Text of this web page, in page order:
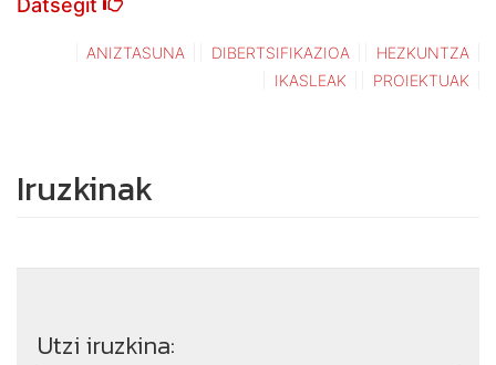
Datsegit
ANIZTASUNA DIBERTSIFIKAZIOA
HEZKUNTZA
IKASLEAK
PROIEKTUAK
Iruzkinak
Utzi iruzkina: